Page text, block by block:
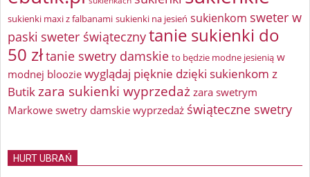
sukienki maxi z falbanami sukienki na jesień sukienkom sweter w
paski sweter świątecznytanie sukienki do
50 złtanie swetry damskie to będzie modne jesienią w
modnej bloozie wyglądaj pięknie dzięki sukienkom z
Butikzara sukienki wyprzedażzara swetrym
Markowe swetry damskie wyprzedaż świąteczne swetry
HURT UBRAŃ